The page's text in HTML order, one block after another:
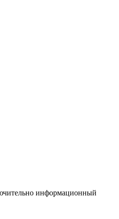
информационный